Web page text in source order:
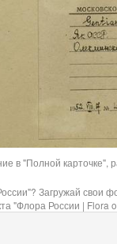
в "Полной карточке",
Загружай свои
"Флора России | Flora